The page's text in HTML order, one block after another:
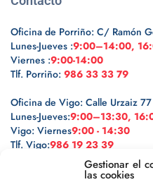
Gestionar el
las cookies
Oficina de Porriño: C/ Ramón
Lunes-Jueves :9:00–14:00,
Viernes :9:00-14:00
Tlf. Porriño: 986 33 33 79
Oficina de Vigo: Calle Urzaiz
Lunes-Jueves:9:00–13:30,
Vigo: Viernes9:00 - 14:30
Tlf. Vigo:986 19 23 39